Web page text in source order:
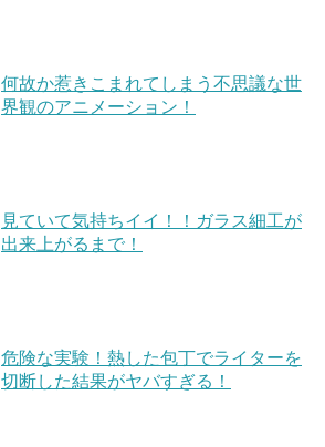
何故か惹きこまれてしまう不思議な世
界観のアニメーション！
見ていて気持ちイイ！！ガラス細工が
出来上がるまで！
危険な実験！熱した包丁でライターを
切断した結果がヤバすぎる！